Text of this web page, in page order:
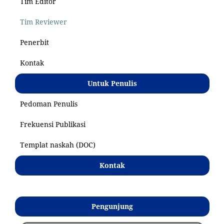
Tim Reviewer
Penerbit
Kontak
Untuk Penulis
Pedoman Penulis
Frekuensi Publikasi
Templat naskah (DOC)
Kontak
Pengunjung